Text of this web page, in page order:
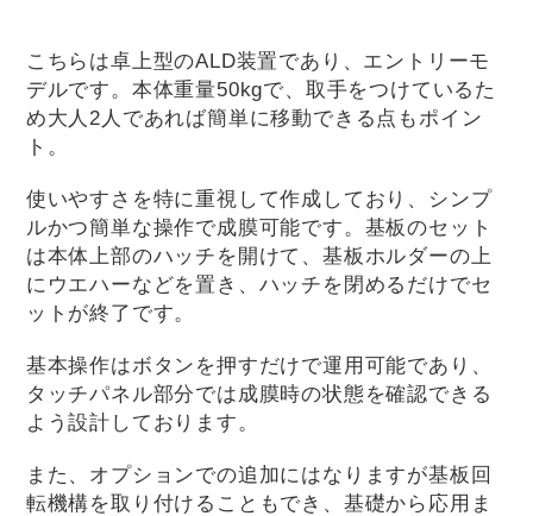
こちらは卓上型のALD装置であり、エントリーモ
デルです。本体重量50kgで、取手をつけているた
め大人2人であれば簡単に移動できる点もポイン
ト。
使いやすさを特に重視して作成しており、シンプ
ルかつ簡単な操作で成膜可能です。基板のセット
は本体上部のハッチを開けて、基板ホルダーの上
にウエハーなどを置き、ハッチを閉めるだけでセ
ットが終了です。
基本操作はボタンを押すだけで運用可能であり、
タッチパネル部分では成膜時の状態を確認できる
よう設計しております。
また、オプションでの追加にはなりますが基板回
転機構を取り付けることもでき、基礎から応用ま